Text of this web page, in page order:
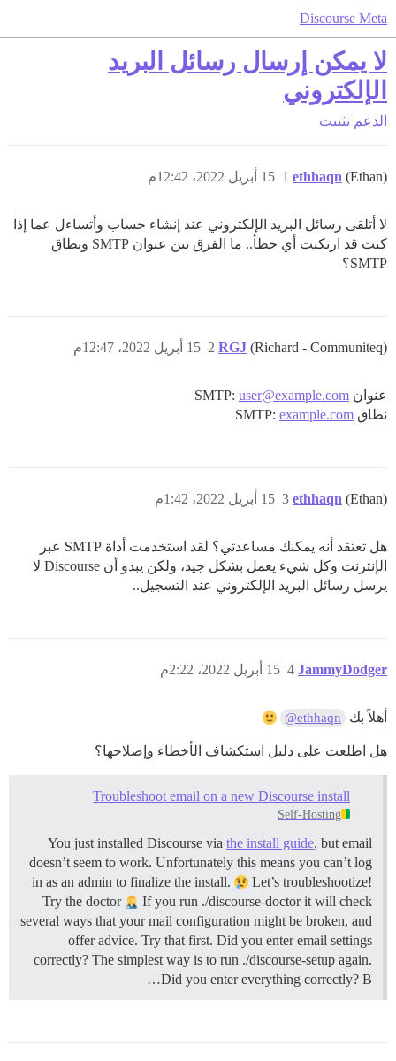
Discourse Meta
لا يمكن إرسال رسائل البريد
الإلكتروني
الدعم تثبيت
ethhaqn (Ethan) 15 أبريل 2022، 12:42م 1
لا أتلقى رسائل البريد الإلكتروني عند إنشاء حساب وأتساءل عما إذا
كنت قد ارتكبت أي خطأ.. ما الفرق بين عنوان SMTP ونطاق
SMTP؟
RGJ (Richard - Communiteq) 15 أبريل 2022، 12:47م 2
عنوان SMTP: user@example.com
نطاق SMTP: example.com
ethhaqn (Ethan) 15 أبريل 2022، 1:42م 3
هل تعتقد أنه يمكنك مساعدتي؟ لقد استخدمت أداة SMTP عبر
الإنترنت وكل شيء يعمل بشكل جيد، ولكن يبدو أن Discourse لا
يرسل رسائل البريد الإلكتروني عند التسجيل..
JammyDodger 15 أبريل 2022، 2:22م 4
أهلاً بك @ethhaqn
هل اطلعت على دليل استكشاف الأخطاء وإصلاحها؟
Troubleshoot email on a new Discourse install
Self-Hosting
You just installed Discourse via the install guide, but email
doesn’t seem to work. Unfortunately this means you can’t log
in as an admin to finalize the install.
Let’s troubleshootize!
Try the doctor
If you run ./discourse-doctor it will check
several ways that your mail configuration might be broken, and
offer advice. Try that first. Did you enter email settings
correctly? The simplest way is to run ./discourse-setup again.
Did you enter everything correctly? B…